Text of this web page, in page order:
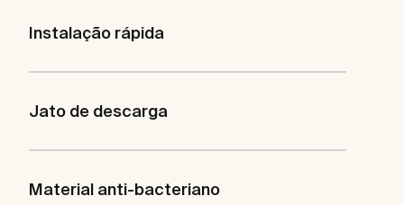
Instalação rápida
Jato de descarga
Material anti-bacteriano